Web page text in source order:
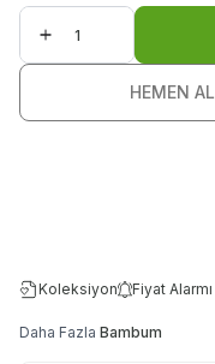
HEMEN AL
Koleksiyon Fiyat Alarmı
Daha Fazla Bambum